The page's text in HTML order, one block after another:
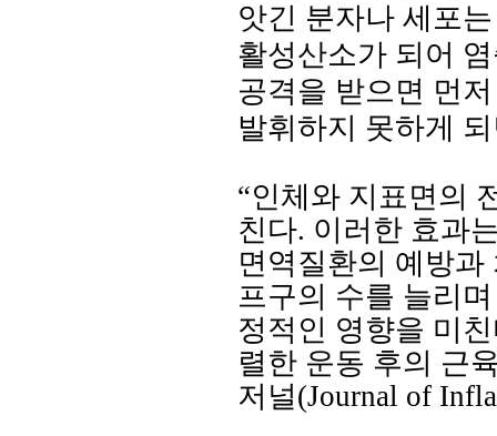
앗긴 분자나 세포
활성산소가 되어
공격을 받으면 먼
발휘하지 못하게
“인체와 지표면의
친다. 이러한 효과
면역질환의 예방과
프구의 수를 늘리
정적인 영향을 미
렬한 운동 후의 근
저널(Journal of